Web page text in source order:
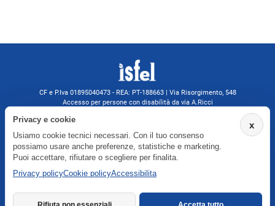
CF e P.Iva 01895040473 - REA: PT-188663 | Via Risorgimento, 548
Accesso per persone con disabilità da via A.Ricci
isfel@pec.it
Informativa privacy
Agenzia formativa iscritta a Formatemp
x
Privacy e cookie
Usiamo cookie tecnici necessari. Con il tuo consenso
possiamo usare anche preferenze, statistiche e marketing.
Puoi accettare, rifiutare o scegliere per finalita.
Privacy policyCookie policyAccessibilita